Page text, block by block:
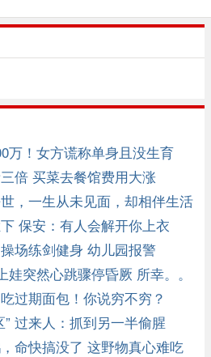
万！女方谎称单身且没生育
倍 买菜去餐馆费用大涨
，一生从未见面，却相伴生活
保安：有人会解开你上衣
场练剑健身 幼儿园报警
突然心跳骤停昏厥 所幸。。
过期面包！你说穷不穷？
过来人：抓到另一半偷腥
命快搞没了 这野物真心难吃